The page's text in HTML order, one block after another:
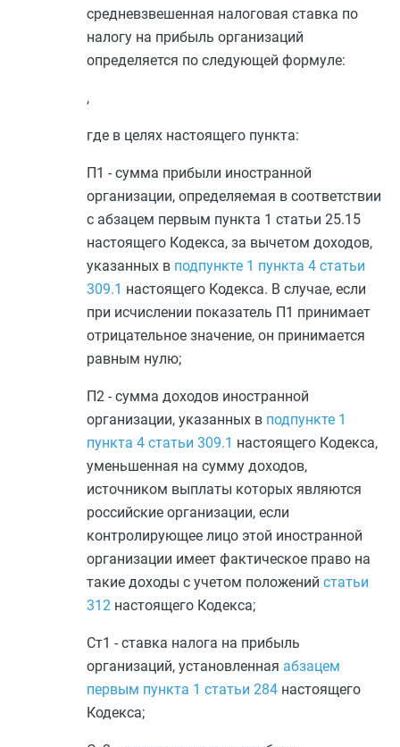
средневзвешенная налоговая ставка по
налогу на прибыль организаций
определяется по следующей формуле:
,
где в целях настоящего пункта:
П1 - сумма прибыли иностранной
организации, определяемая в соответствии
с абзацем первым пункта 1 статьи 25.15
настоящего Кодекса, за вычетом доходов,
указанных в подпункте 1 пункта 4 статьи
309.1 настоящего Кодекса. В случае, если
при исчислении показатель П1 принимает
отрицательное значение, он принимается
равным нулю;
П2 - сумма доходов иностранной
организации, указанных в подпункте 1
пункта 4 статьи 309.1 настоящего Кодекса,
уменьшенная на сумму доходов,
источником выплаты которых являются
российские организации, если
контролирующее лицо этой иностранной
организации имеет фактическое право на
такие доходы с учетом положений статьи
312 настоящего Кодекса;
Ст1 - ставка налога на прибыль
организаций, установленная абзацем
первым пункта 1 статьи 284 настоящего
Кодекса;